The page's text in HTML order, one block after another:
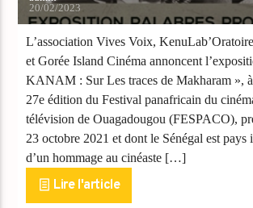
20/02/2023
L’association Vives Voix,
et Gorée Island Cinéma annoncent
KANAM : Sur Les traces de Makharam », à
27e édition du Festival panafricain du
télévision de Ouagadougou (FESPACO),
23 octobre 2021 et dont le Sénégal est pays
d’un hommage au cinéaste […]
Lire l'article